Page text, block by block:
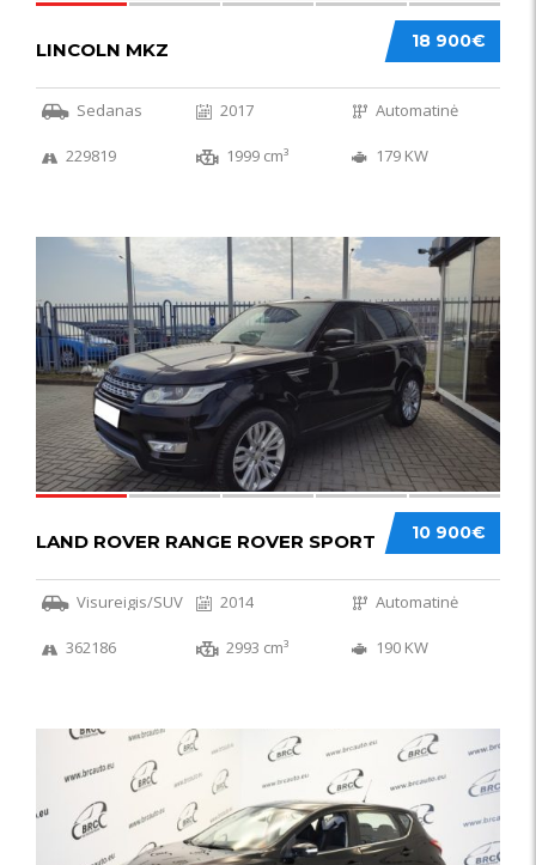
18 900€
LINCOLN MKZ
Sedanas 2017 Automatinė
229819 1999 cm³ 179 KW
10 900€
LAND ROVER RANGE ROVER SPORT
Visureigis/SUV 2014 Automatinė
362186 2993 cm³ 190 KW